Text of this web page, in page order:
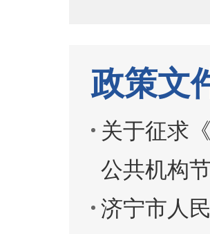
政策文
关于征求
公共机构
济宁市人